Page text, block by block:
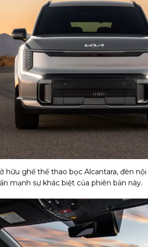
hữu ghế thể thao bọc Alcantara, đèn
mạnh sự khác biệt của phiên bản này.